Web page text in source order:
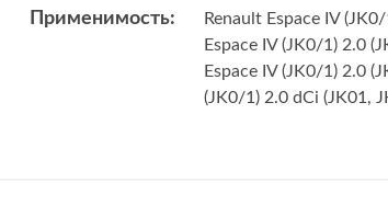
Применимость:
Renault Espace IV
Espace IV (JK0/1) 2.0
Espace IV (JK0/1) 2.0
(JK0/1) 2.0 dCi (JK01,